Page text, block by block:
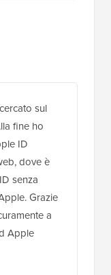
sul
fine ho
ID
dove è
senza
Grazie
a
Apple